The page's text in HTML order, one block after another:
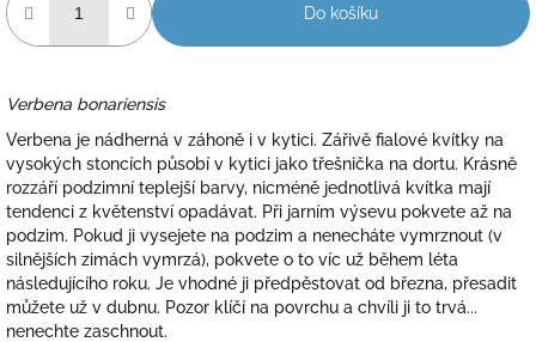
Do košíku
Verbena bonariensis
Verbena je nádherná v záhoně i v kytici. Zářivě fialové kvítky na
vysokých stoncích působí v kytici jako třešnička na dortu. Krásně
rozzáří podzimní teplejší barvy, nicméně jednotlivá kvítka mají
tendenci z květenství opadávat. Při jarním výsevu pokvete až na
podzim. Pokud ji vysejete na podzim a nenecháte vymrznout (v
silnějších zimách vymrzá), pokvete o to víc už během léta
následujícího roku. Je vhodné ji předpěstovat od března, přesadit
můžete už v dubnu. Pozor klíčí na povrchu a chvíli ji to trvá...
nenechte zaschnout.